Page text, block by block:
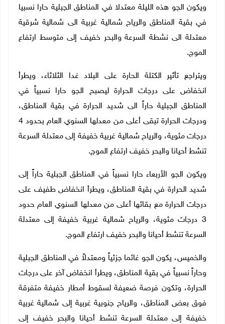
ويكون الجو هذه الليلة معتدلا في المناطق الجبلية حارا نسبيا
في بقية المناطق والرياح شمالية غربية الى شمالية شرقية
معتدلة الى نشطة السرعةوالبحر خفيف إلى متوسط ارتفاع
الموج.
ويتراجع تأثير الكتلة الحارة على البلادغدا الثلاثاء، ويطرأ
انخفاض على درجات الحرارة ليصبح الجو حارا نسبياً في
المناطق الجبلية حاراً الى شديد الحرارة في بقية المناطق،
ودرجات الحرارة تبقى أعلى من معدلها السنوي العام بحدود 4
درجات مئوية، والرياح شمالية غربية خفيفة إلى معتدلة السرعة
تنشط أحيانا والبحر خفيف ارتفاع الموج.
ويكون الجو الأربعاء حارا نسبياً في المناطق الجبلية حاراً إلى
شديد الحرارة في بقية المناطق، ويطرأ انخفاض طفيف على
درجات الحرارة مع بقائها أعلى من معدلها السنوي العام حدود
3 درجات مئوية،
والرياح شمالية غربية خفيفة إلى معتدلة
السرعة تنشط أحيانا والبحر خفيف ارتفاع الموج.
والخميس، يكون الجو غائما جزئياً ومعتدلاً في المناطق الجبلية
وحاراً نسبياً في بقية المناطق، ويطرأ انخفاض آخر على درجات
الحرارة، وتكون فرصة ضعيفة لسقوط أمطار خفيفة متفرقة
فوق بعض المناطق، والرياح جنوبية غربية إلى شمالية غربية
خفيفة إلى معتدلة السرعة تنشط أحيانا والبحر خفيف إلى